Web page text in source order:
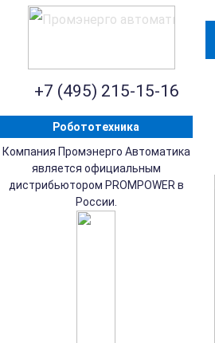
+7 (495) 215-15-16
Робототехника
Компания Промэнерго Автоматика
является официальным
дистрибьютором PROMPOWER в
России.